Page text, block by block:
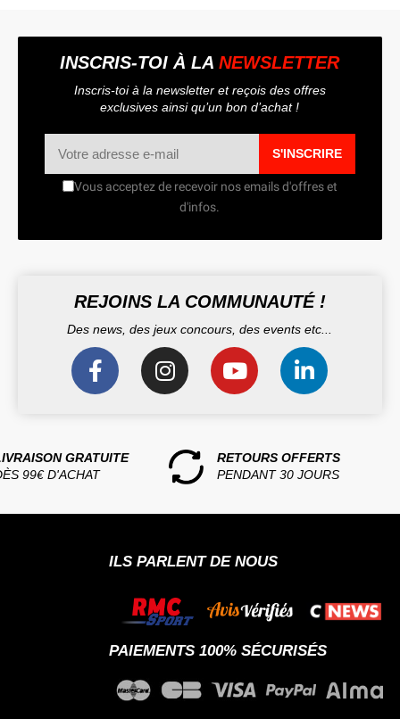
INSCRIS-TOI À LANEWSLETTER
Inscris-toi à la newsletter et reçois des offres
exclusives ainsi qu’un bon d’achat !
S'INSCRIRE
Vous acceptez de recevoir nos emails d'offres et
d'infos.
REJOINS LA COMMUNAUTÉ !
Des news, des jeux concours, des events etc...
GRATUITE
99€ D'ACHAT
RETOURS OFFERTS
PENDANT 30 JOURS
ILS PARLENT DE NOUS
PAIEMENTS 100% SÉCURISÉS